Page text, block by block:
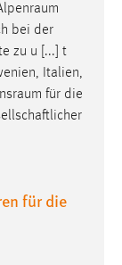
bei der
zu u [...] t
Italien,
für die
für die